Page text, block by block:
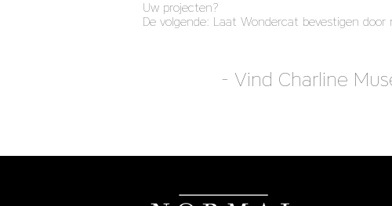
Uw projecten?
De volgende: Laat Wondercat bevestigen
- Vind Charline